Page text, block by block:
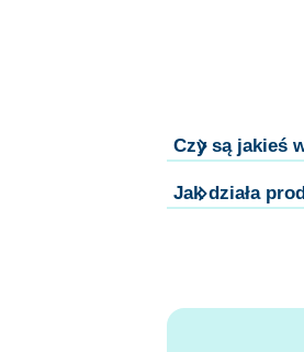
Czy są jakieś
Jak działa